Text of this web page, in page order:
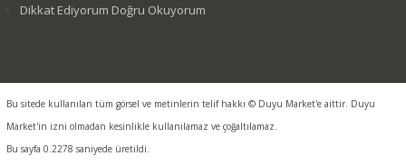
Dikkat Ediyorum Doğru Okuyorum
Bu sitede kullanılan tüm görsel ve metinlerin telif hakkı © Duyu Market'e aittir. Duyu
Market'in izni olmadan kesinlikle kullanılamaz ve çoğaltılamaz.
Bu sayfa 0.2278 saniyede üretildi.